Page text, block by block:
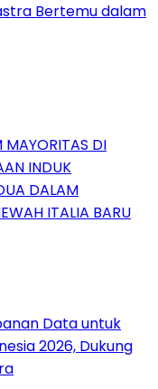
Bertemu dalam
MAYORITAS DI
INDUK
DALAM
ITALIA BARU
Data untuk
2026, Dukung